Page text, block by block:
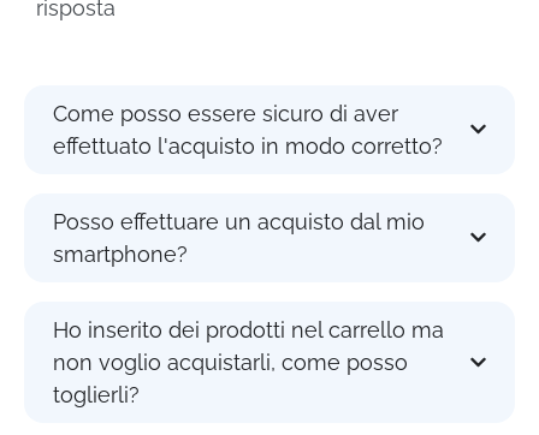
risposta
Come posso essere sicuro di aver
effettuato l'acquisto in modo corretto?
Posso effettuare un acquisto dal mio
smartphone?
Ho inserito dei prodotti nel carrello ma
non voglio acquistarli, come posso
toglierli?